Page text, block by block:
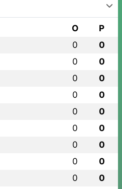
O P
0 0
0 0
0 0
0 0
0 0
0 0
0 0
0 0
0 0